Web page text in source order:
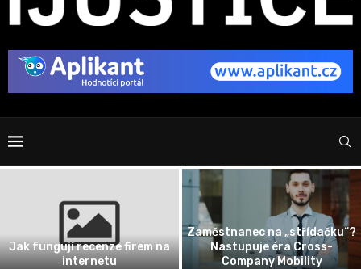
Jak fungují recenze firem na
internetu
Zaměstnanec na „střídačku“?
Nastupuje éra Cross-
Company Mobility